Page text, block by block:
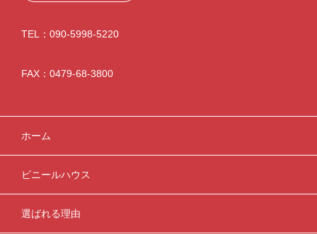
TEL：090-5998-5220
FAX：0479-68-3800
ホーム
ビニールハウス
選ばれる理由